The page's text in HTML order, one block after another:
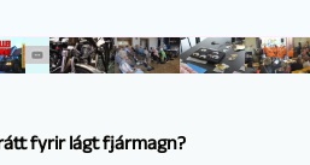
fyrir lágt fjármagn?